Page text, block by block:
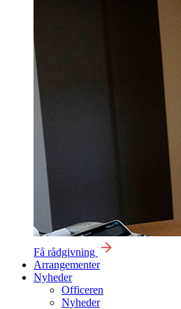
Få rådgivning
Arrangementer
Nyheder
Officeren
Nyheder